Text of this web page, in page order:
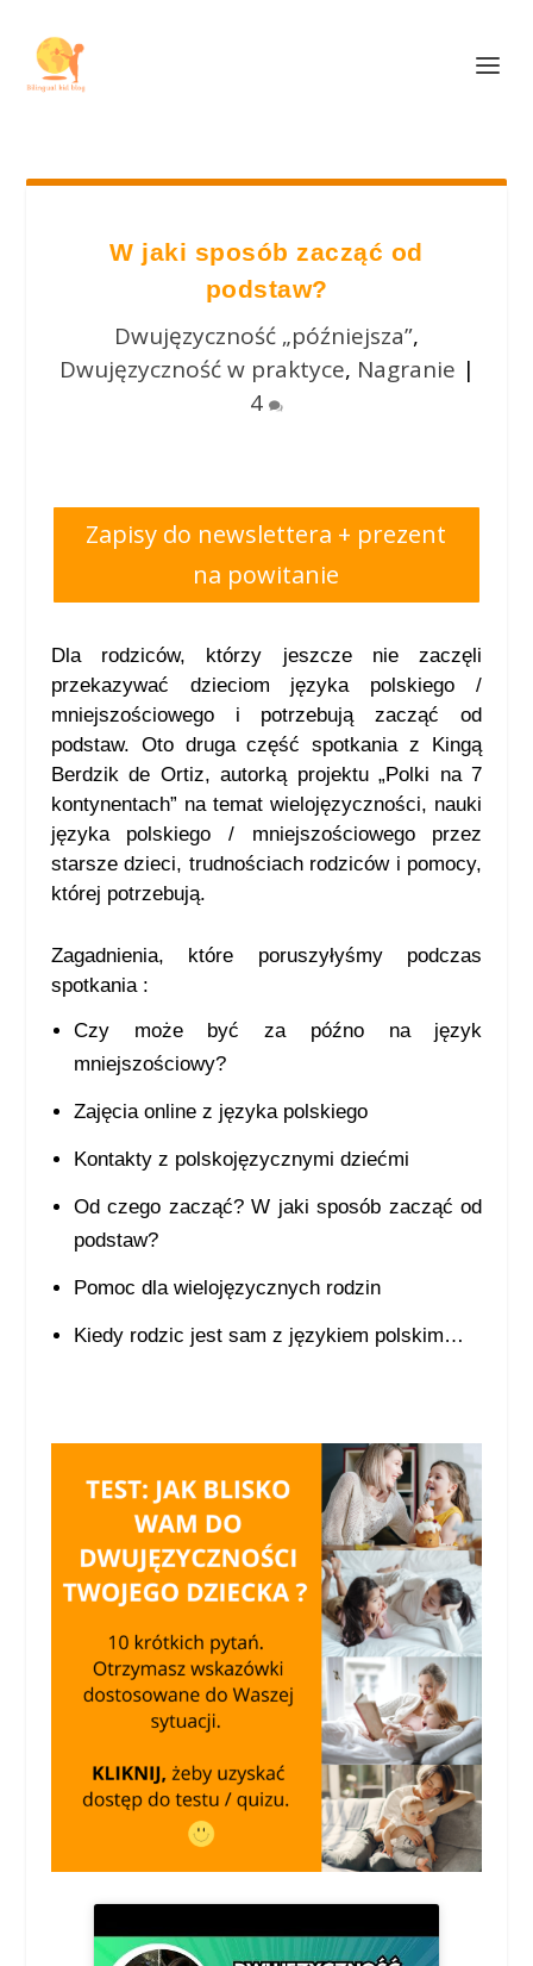
W jaki sposób zacząć od
podstaw?
Dwujęzyczność „późniejsza”,
Dwujęzyczność w praktyce, Nagranie |
4
Zapisy do newslettera + prezent
na powitanie
Dla rodziców, którzy jeszcze nie zaczęli
przekazywać dzieciom języka polskiego /
mniejszościowego i potrzebują zacząć od
podstaw. Oto druga część spotkania z Kingą
Berdzik de Ortiz, autorką projektu „Polki na 7
kontynentach” na temat wielojęzyczności, nauki
języka polskiego / mniejszościowego przez
starsze dzieci, trudnościach rodziców i pomocy,
której potrzebują.
Zagadnienia, które poruszyłyśmy podczas
spotkania :
Czy może być za późno na język
mniejszościowy?
Zajęcia online z języka polskiego
Kontakty z polskojęzycznymi dziećmi
Od czego zacząć? W jaki sposób zacząć od
podstaw?
Pomoc dla wielojęzycznych rodzin
Kiedy rodzic jest sam z językiem polskim…